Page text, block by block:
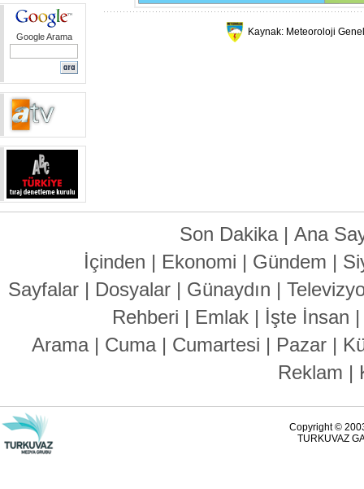
Google Arama Kaynak: Meteoroloji
Son Dakika| Ana
İçinden | Ekonomi | Gündem |
Sayfalar | Dosyalar | Günaydın |
Rehberi | Emlak| İşte İnsan
Arama| Cuma| Cumartesi | Pazar |
Reklam |
Copyright ©
TURKUVAZ